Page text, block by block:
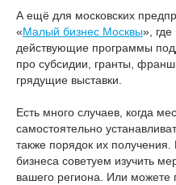
А ещё для московских
«Малый бизнес Москвы»,
действующие программы
про субсидии, гранты,
грядущие выставки.
Есть много случаев, когда
самостоятельно
также порядок их
бизнеса советуем изучить
вашего региона. Или можете